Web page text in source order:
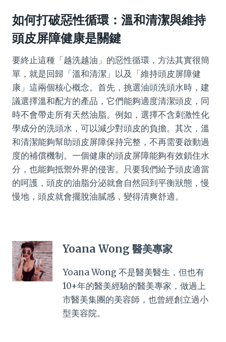
如何打破惡性循環：溫和清潔與維持
頭皮屏障健康是關鍵
要終止這種「越洗越油」的惡性循環，方法其實很簡
單，就是回歸「溫和清潔」以及「維持頭皮屏障健
康」這兩個核心概念。首先，挑選油頭洗頭水時，建
議選擇溫和配方的產品，它們能夠適度清潔頭皮，同
時不會帶走所有天然油脂。例如，選擇不含刺激性化
學成分的洗頭水，可以減少對頭皮的負擔。其次，溫
和清潔能夠幫助頭皮屏障保持完整，不再需要啟動過
度的補償機制。一個健康的頭皮屏障能夠有效鎖住水
分，也能夠抵禦外界的侵害。只要我們給予頭皮適當
的呵護，頭皮的油脂分泌就會自然回到平衡狀態，慢
慢地，頭皮就會擺脫油膩感，變得清爽舒適。
Yoana Wong 醫美專家
Yoana Wong 不是醫美醫生，但也有
10+年的醫美經驗的醫美專家，做過上
市醫美集團的美容師，也曾經創立過小
型美容院。